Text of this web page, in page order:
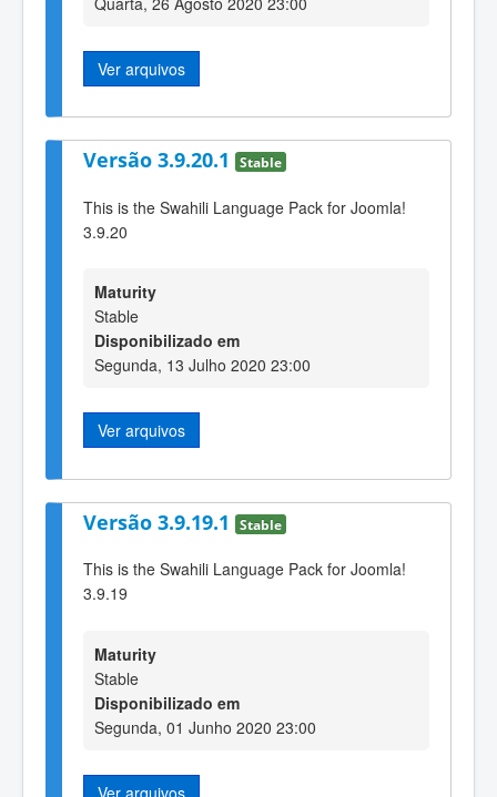
Ver arquivos
Versão 3.9.20.1 Stable
This is the Swahili Language Pack for Joomla!
3.9.20
Maturity
Stable
Disponibilizado em
Segunda, 13 Julho 2020 23:00
Ver arquivos
Versão 3.9.19.1 Stable
This is the Swahili Language Pack for Joomla!
3.9.19
Maturity
Stable
Disponibilizado em
Segunda, 01 Junho 2020 23:00
Ver arquivos